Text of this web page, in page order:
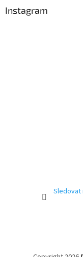
Instagram
Sledovat